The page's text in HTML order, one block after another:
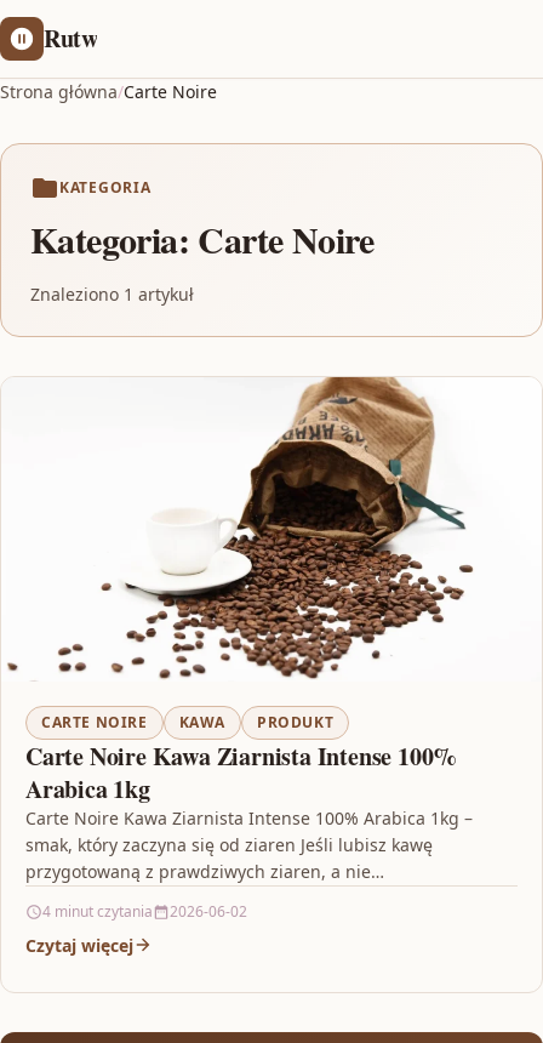
Rutw
Strona główna/Carte Noire
KATEGORIA
Kategoria: Carte Noire
Znaleziono 1 artykuł
CARTE NOIRE KAWA PRODUKT
Carte Noire Kawa Ziarnista Intense 100%
Arabica 1kg
Carte Noire Kawa Ziarnista Intense 100% Arabica 1kg –
smak, który zaczyna się od ziaren Jeśli lubisz kawę
przygotowaną z prawdziwych ziaren, a nie…
4 minut czytania 2026-06-02
Czytaj więcej